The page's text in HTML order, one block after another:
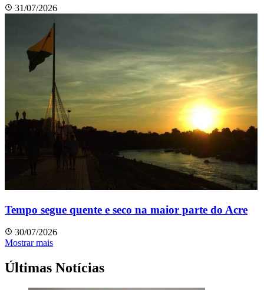
31/07/2026
Tempo segue quente e seco na maior parte do Acre
30/07/2026
Mostrar mais
Últimas Notícias